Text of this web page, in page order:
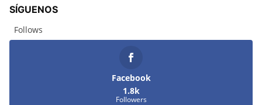
SÍGUENOS
Follows
Facebook
1.8k
Followers